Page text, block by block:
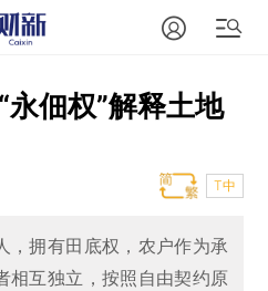
永佃权”解释土地
T中
，拥有田底权，农户作为承
相互独立，按照自由契约原